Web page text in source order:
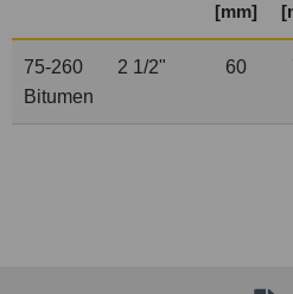
[mm]
75-260
Bitumen
2 1/2" 60